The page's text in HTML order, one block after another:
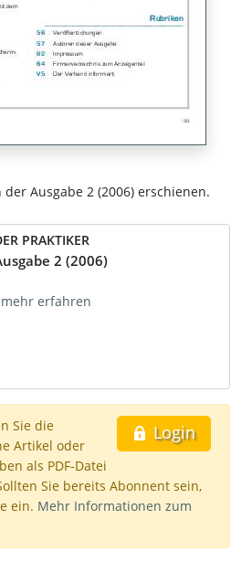
Ausgabe 2 (2006) erschienen.
PRAKTIKER
2 (2006)
mehr erfahren
Login
Sie die
Artikel oder
als PDF-Datei
Sie bereits Abonnent sein,
ein. Mehr Informationen zum